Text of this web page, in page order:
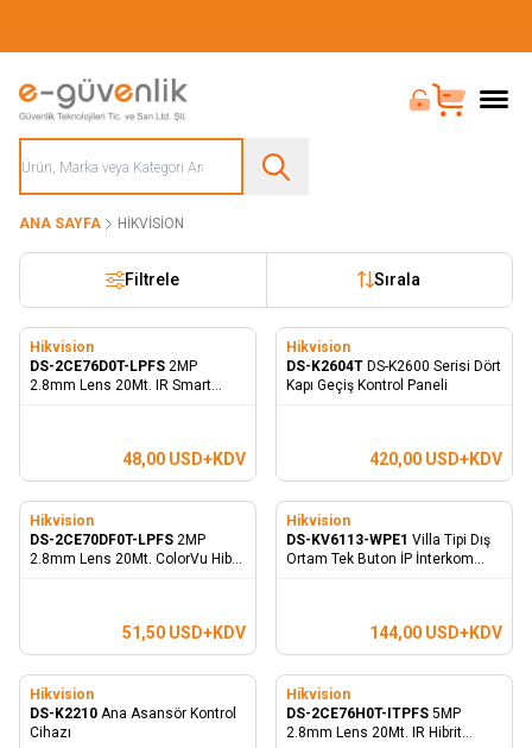
Bayi Girişi
Sepet
ANA SAYFA HIKVISION
Filtrele Sırala
Hikvision
DS-2CE76D0T-LPFS 2MP
2.8mm Lens 20Mt. IR Smart
48,00 USD+KDV
Hikvision
DS-K2604T DS-K2600 Serisi Dört
Kapı Geçiş Kontrol Paneli
420,00 USD+KDV
Hikvision
DS-2CE70DF0T-LPFS 2MP
2.8mm Lens 20Mt. ColorVu Hibrit
51,50 USD+KDV
Hikvision
DS-KV6113-WPE1 Villa Tipi Dış
Ortam Tek Buton İP İnterkom
144,00 USD+KDV
Hikvision
DS-K2210 Ana Asansör Kontrol
Cihazı
Hikvision
DS-2CE76H0T-ITPFS 5MP
2.8mm Lens 20Mt. IR Hibrit